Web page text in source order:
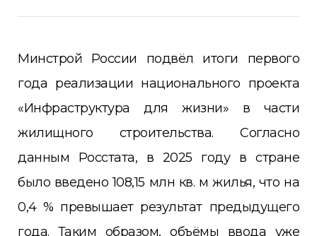
Минстрой России подвёл итоги первого
года реализации национального проекта
«Инфраструктура для жизни» в части
жилищного строительства. Согласно
данным Росстата, в 2025 году в стране
было введено 108,15 млн кв. м жилья, что на
0,4 % превышает результат предыдущего
года. Таким образом, объёмы ввода уже